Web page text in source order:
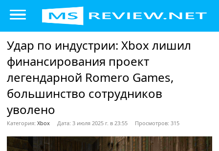
Удар по индустрии: Xbox лишил
финансирования проект
легендарной Romero Games,
большинство сотрудников
уволено
Категория: Xbox Дата: 3 июля 2025 г. в 23:55 Просмотров: 315